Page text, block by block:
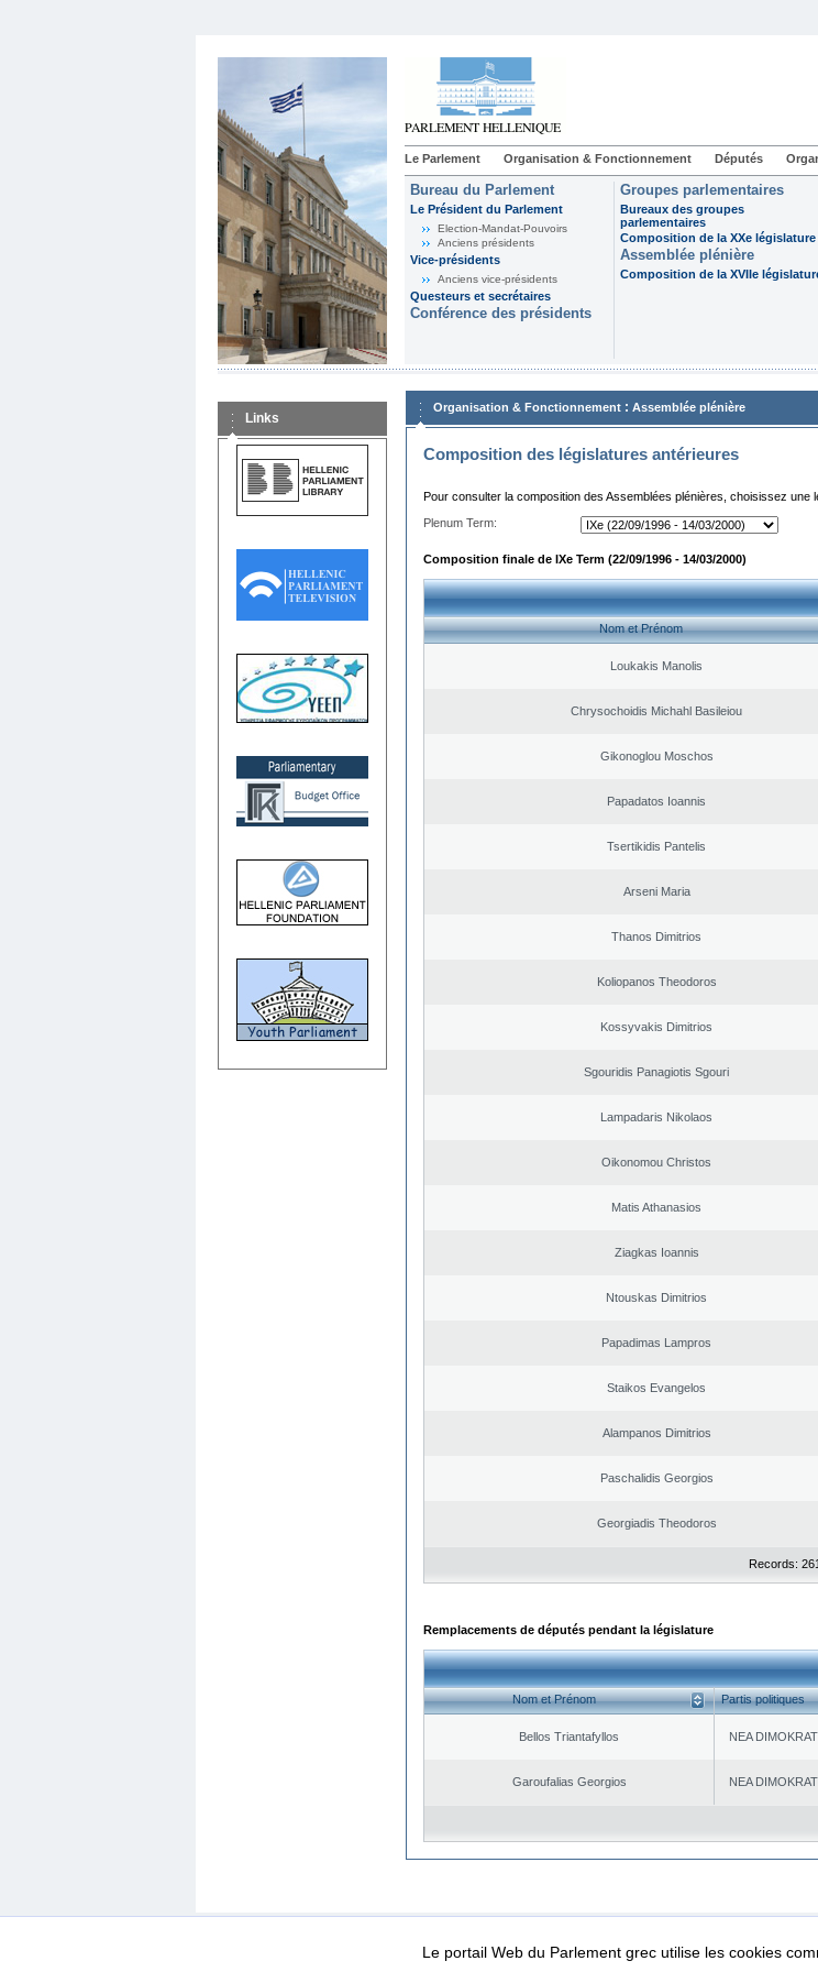
Le Parlement Organisation & Fonctionnement Députés
Bureau du Parlement
Le Président du Parlement
Election-Mandat-Pouvoirs
Anciens présidents
Vice-présidents
Anciens vice-présidents
Questeurs et secrétaires
Conférence des présidents
Groupes parlementaires
Bureaux des groupes
parlementaires
Composition de la XXe législature
Assemblée plénière
Composition de la XVIIe
Links
Organisation & Fonctionnement : Assemblée plénière
Composition des législatures antérieures
Pour consulter la composition des Assemblées plénières, choisissez une
Plenum Term:
Composition finale de IXe Term (22/09/1996 - 14/03/2000)
Nom et Prénom
Loukakis Manolis
Chrysochoidis Michahl Basileiou
Gikonoglou Moschos
Papadatos Ioannis
Tsertikidis Pantelis
Arseni Maria
Thanos Dimitrios
Koliopanos Theodoros
Kossyvakis Dimitrios
Sgouridis Panagiotis Sgouri
Lampadaris Nikolaos
Oikonomou Christos
Matis Athanasios
Ziagkas Ioannis
Ntouskas Dimitrios
Papadimas Lampros
Staikos Evangelos
Alampanos Dimitrios
Paschalidis Georgios
Georgiadis Theodoros
Records:
Remplacements de députés pendant la législature
Nom et Prénom Partis politiques
Bellos Triantafyllos NEA
Garoufalias Georgios NEA
Conditions d’utilisation Data Protection Security & Access
Le portail Web du Parlement grec utilise les cookies